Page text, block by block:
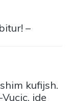
–
kufijsh.
ide